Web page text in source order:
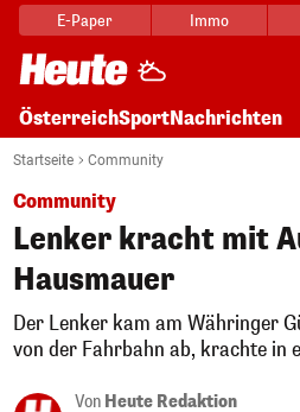
E-Paper Immo
ÖsterreichSportNachrichten
Startseite Community
Community
Lenker kracht mit
Hausmauer
Der Lenker kam am Währinger
von der Fahrbahn ab, krachte in
Von Heute Redaktion